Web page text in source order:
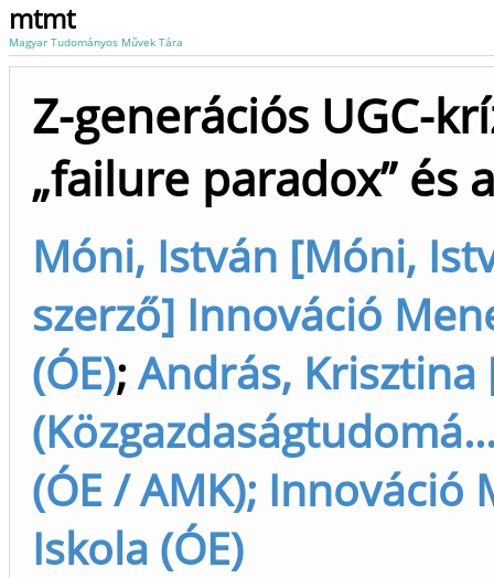
mtmt
Magyar Tudományos Művek Tára
Z-generációs UGC-
„failure paradox” és
Móni, István [Móni,
szerző] Innováció
(ÓE);András,
(ÓE / AMK);
Iskola (ÓE)